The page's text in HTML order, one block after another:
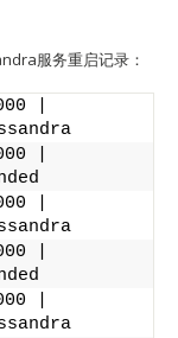
服务重启记录：
|
|
|
|
|